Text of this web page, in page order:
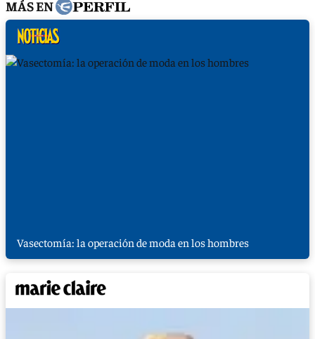
MÁS EN
Vasectomía: la operación de moda en los hombres